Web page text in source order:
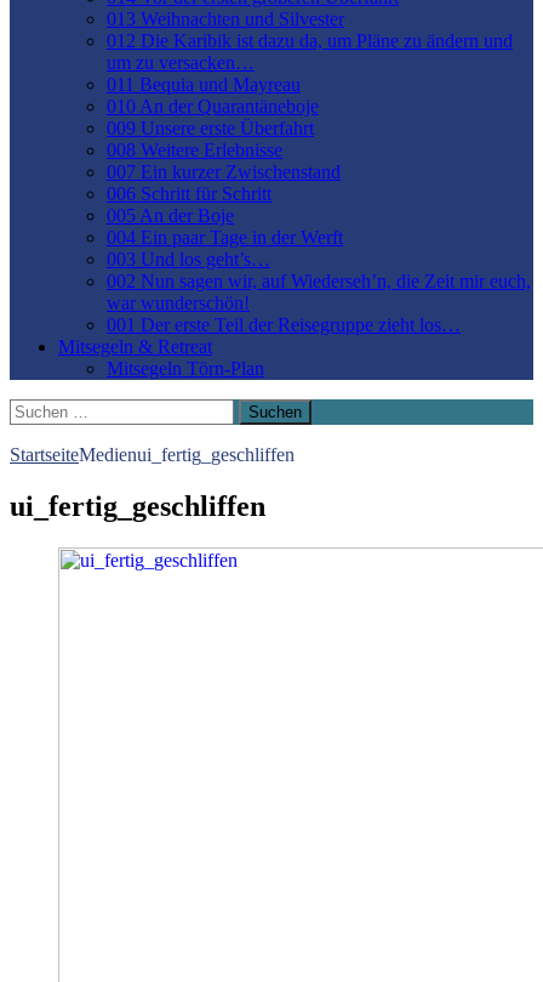
013 Weihnachten und Silvester
012 Die Karibik ist dazu da, um Pläne zu ändern und
um zu versacken…
011 Bequia und Mayreau
010 An der Quarantäneboje
009 Unsere erste Überfahrt
008 Weitere Erlebnisse
007 Ein kurzer Zwischenstand
006 Schritt für Schritt
005 An der Boje
004 Ein paar Tage in der Werft
003 Und los geht’s…
002 Nun sagen wir, auf Wiederseh’n, die Zeit mir euch,
war wunderschön!
001 Der erste Teil der Reisegruppe zieht los…
Mitsegeln & Retreat
Mitsegeln Törn-Plan
Suchen
nach:
StartseiteMedienui_fertig_geschliffen
ui_fertig_geschliffen